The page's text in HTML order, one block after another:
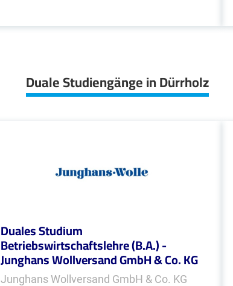
Duale Studiengänge in Dürrholz
Duales Studium
Betriebswirtschaftslehre (B.A.) -
Junghans Wollversand GmbH & Co. KG
Junghans Wollversand GmbH & Co. KG